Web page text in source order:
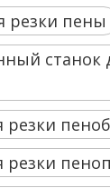
резки пены
станок